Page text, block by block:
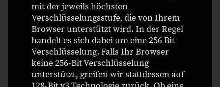
mit der jeweils höchsten
Verschlüsselungsstufe, die von Ihrem
Browser unterstützt wird. In der Regel
handelt es sich dabei um eine 256 Bit
Verschlüsselung. Falls Ihr Browser
keine 256-Bit Verschlüsselung
unterstützt, greifen wir stattdessen auf